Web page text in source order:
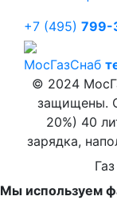
+7 (495) 799-
МосГазСнаб
© 2024
защищены.
20%) 40
зарядка,
Мы используем